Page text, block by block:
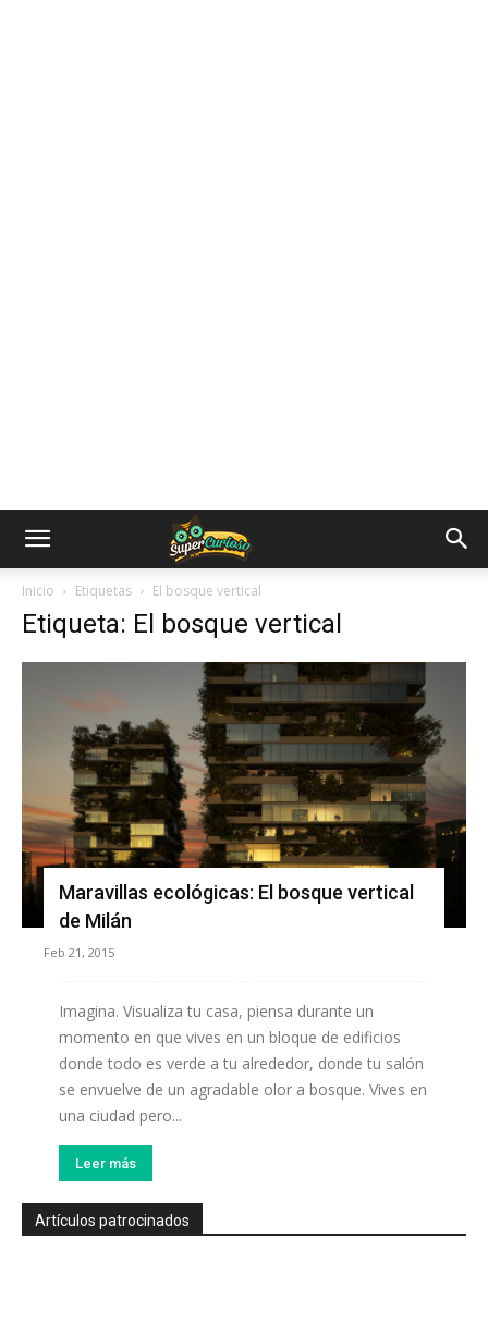
Inicio Etiquetas El bosque vertical
Etiqueta: El bosque vertical
Maravillas ecológicas: El bosque vertical
de Milán
Feb 21, 2015
Imagina. Visualiza tu casa, piensa durante un
momento en que vives en un bloque de edificios
donde todo es verde a tu alrededor, donde tu salón
se envuelve de un agradable olor a bosque. Vives en
una ciudad pero...
Leer más
Artículos patrocinados